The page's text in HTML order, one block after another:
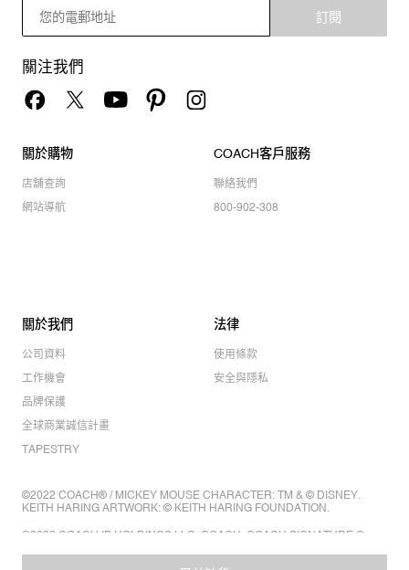
訂閱
關注我們
關於購物
店舖查詢
網站導航
COACH客戶服務
聯絡我們
800-902-308
關於我們
公司資料
工作機會
品牌保護
全球商業誠信計畫
TAPESTRY
法律
使用條款
安全與隱私
©2022 COACH® / MICKEY MOUSE CHARACTER: TM & © DISNEY.
KEITH HARING ARTWORK: © KEITH HARING FOUNDATION.
©2022 COACH IP HOLDINGS LLC. COACH, COACH SIGNATURE C